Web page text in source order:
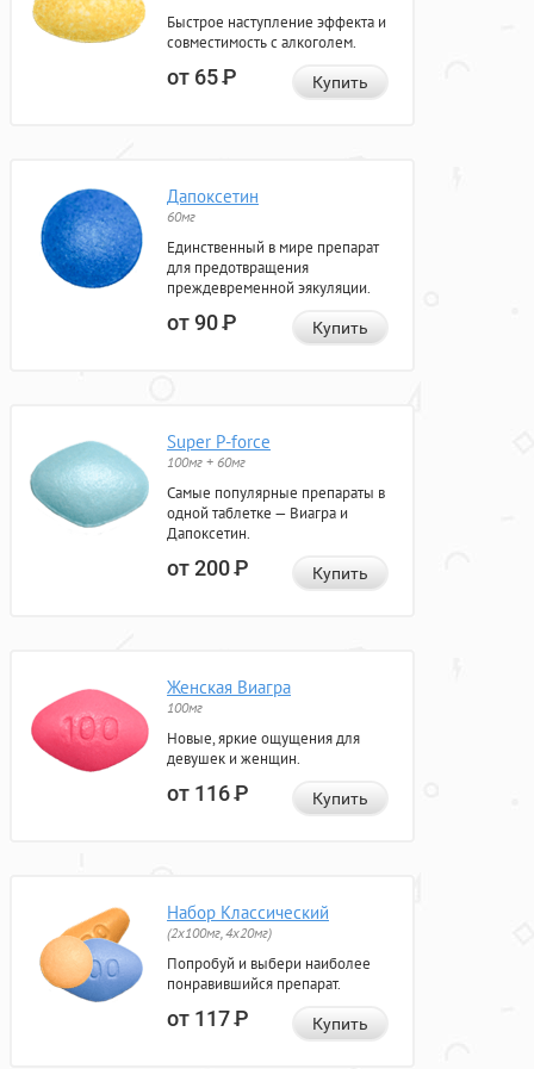
Быстрое наступление эффекта и
совместимость с алкоголем.
от 65Р Купить
Дапоксетин
60мг
Единственный в мире препарат
для предотвращения
преждевременной эякуляции.
от 90Р Купить
Super P-force
100мг + 60мг
Самые популярные препараты в
одной таблетке — Виагра и
Дапоксетин.
от 200Р Купить
Женская Виагра
100мг
Новые, яркие ощущения для
девушек и женщин.
от 116Р Купить
Набор Классический
(2x100мг, 4x20мг)
Попробуй и выбери наиболее
понравившийся препарат.
от 117Р Купить